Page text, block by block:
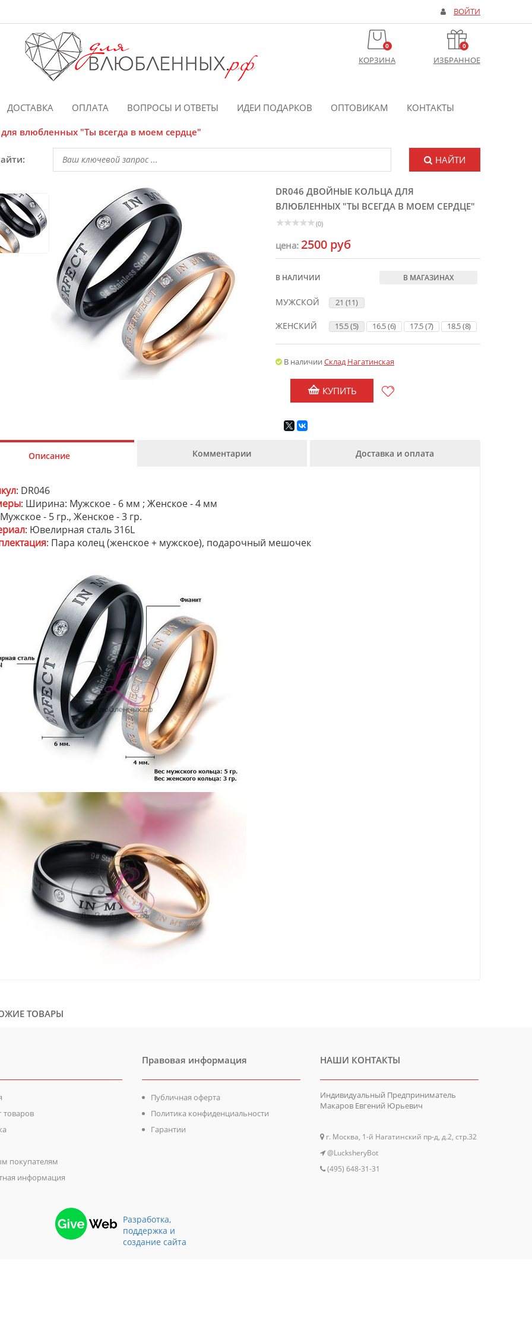
ВОЙТИ
0
КОРЗИНА
0
ИЗБРАННОЕ
ДОСТАВКА ОПЛАТА ВОПРОСЫ И ОТВЕТЫ ИДЕИ ПОДАРКОВ ОПТОВИКАМ КОНТАКТЫ
влюбленных "Ты всегда в моем сердце"
НАЙТИ
DR046 ДВОЙНЫЕ КОЛЬЦА ДЛЯ
ВЛЮБЛЕННЫХ "ТЫ ВСЕГДА В МОЕМ СЕРДЦЕ"
(0)
цена: 2500 руб
В НАЛИЧИИ В МАГАЗИНАХ
МУЖСКОЙ 21 (11)
ЖЕНСКИЙ 15.5 (5) 16.5 (6) 17.5 (7) 18.5 (8)
В наличии Склад Нагатинская
КУПИТЬ
Описание Комментарии Доставка и оплата
: DR046
: Ширина: Мужское - 6 мм ; Женское - 4 мм
- 5 гр., Женское - 3 гр.
: Ювелирная сталь 316L
: Пара колец (женское + мужское), подарочный мешочек
ТОВАРЫ
товаров
покупателям
информация
Правовая информация
Публичная оферта
Политика конфиденциальности
Гарантии
НАШИ КОНТАКТЫ
Индивидуальный Предприниматель
Макаров Евгений Юрьевич
г. Москва, 1-й Нагатинский пр-д, д.2, стр.32
@LucksheryBot
(495) 648-31-31
Разработка,
поддержка и
создание сайта